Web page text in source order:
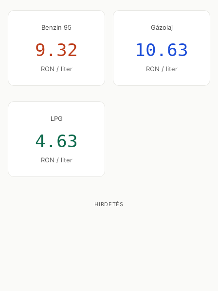
Benzin 95
9.32
RON / liter
Gázolaj
10.63
RON / liter
LPG
4.63
RON / liter
HIRDETÉS